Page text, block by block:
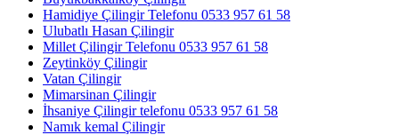
Hamidiye Çilingir Telefonu 0533 957 61 58
Ulubatlı Hasan Çilingir
Millet Çilingir Telefonu 0533 957 61 58
Zeytinköy Çilingir
Vatan Çilingir
Mimarsinan Çilingir
İhsaniye Çilingir telefonu 0533 957 61 58
Namık kemal Çilingir